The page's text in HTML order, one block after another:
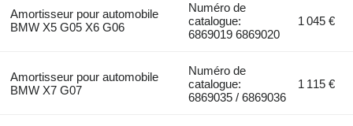
Amortisseur pour automobile
BMW X5 G05 X6 G06
Numéro de
catalogue:
6869019 6869020
1 045 €
Amortisseur pour automobile
BMW X7 G07
Numéro de
catalogue:
6869035 / 6869036
1 115 €